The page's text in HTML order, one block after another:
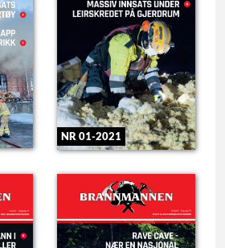
NR 01-2021